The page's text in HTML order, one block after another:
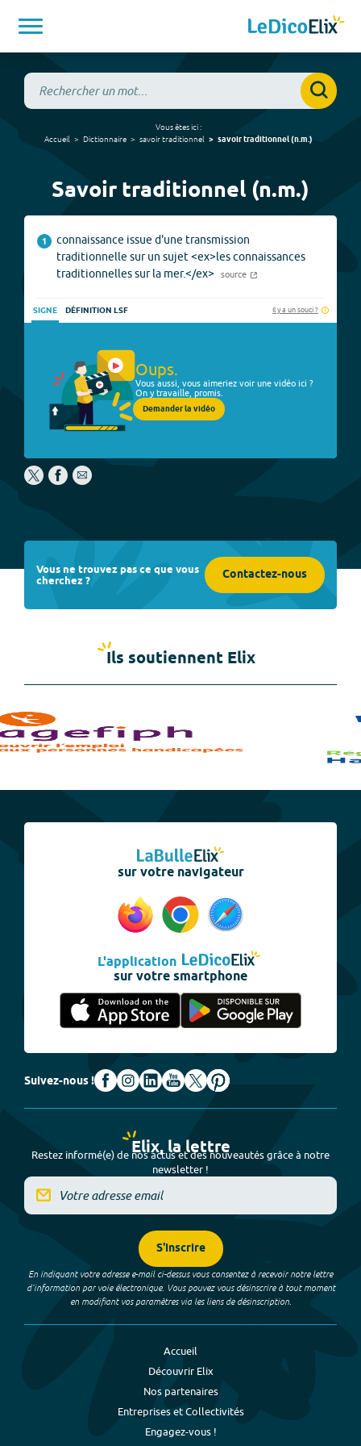
Vous êtes ici :
Accueil
Dictionnaire savoir traditionnel savoir traditionnel(n.m.)
Savoir traditionnel (n.m.)
1
connaissance issue d'une transmission
traditionnelle sur un sujet <ex>les connaissances
traditionnelles sur la mer.</ex>
source
SIGNE DÉFINITION LSF Il y a un souci ?
Oups.
Vous aussi, vous aimeriez voir une vidéo ici ?
On y travaille, promis.
Demander la vidéo
Vous ne trouvez pas ce que vous
cherchez ? Contactez-nous
Ils soutiennent Elix
sur votre navigateur
L'application
sur votre smartphone
Suivez-nous !
Elix, la lettre
Restez informé(e) de nos actus et des nouveautés grâce à notre
newsletter !
S'inscrire
En indiquant votre adresse e-mail ci-dessus vous consentez à recevoir notre lettre
d’information par voie électronique. Vous pouvez vous désinscrire à tout moment
en modifiant vos paramètres via les liens de désinscription.
Accueil
Découvrir Elix
Nos partenaires
Entreprises et Collectivités
Engagez-vous !